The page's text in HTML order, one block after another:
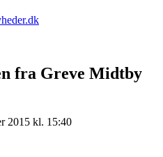
fra Greve Midtby
2015 kl. 15:40